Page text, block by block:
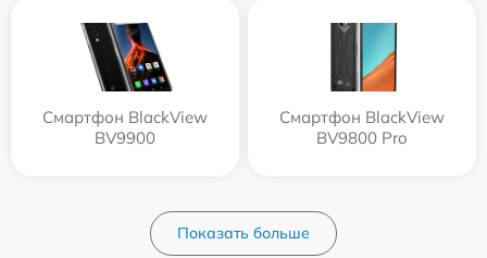
Смартфон BlackView
BV9900
Смартфон BlackView
BV9800 Pro
Показать больше